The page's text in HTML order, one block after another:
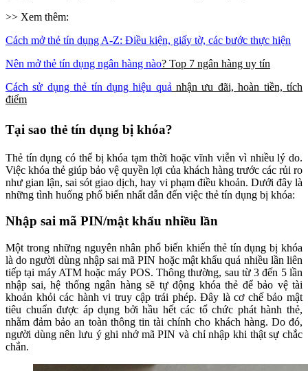
>> Xem thêm:
Cách mở thẻ tín dụng A-Z: Điều kiện, giấy tờ, các bước thực hiện
Nên mở thẻ tín dụng ngân hàng nào? Top 7 ngân hàng uy tín
Cách sử dụng thẻ tín dụng hiệu quả nhận ưu đãi, hoàn tiền, tích
điểm
Tại sao thẻ tín dụng bị khóa?
Thẻ tín dụng có thể bị khóa tạm thời hoặc vĩnh viễn vì nhiều lý do.
Việc khóa thẻ giúp bảo vệ quyền lợi của khách hàng trước các rủi ro
như gian lận, sai sót giao dịch, hay vi phạm điều khoản. Dưới đây là
những tình huống phổ biến nhất dẫn đến việc thẻ tín dụng bị khóa:
Nhập sai mã PIN/mật khẩu nhiều lần
Một trong những nguyên nhân phổ biến khiến thẻ tín dụng bị khóa
là do người dùng nhập sai mã PIN hoặc mật khẩu quá nhiều lần liên
tiếp tại máy ATM hoặc máy POS. Thông thường, sau từ 3 đến 5 lần
nhập sai, hệ thống ngân hàng sẽ tự động khóa thẻ để bảo vệ tài
khoản khỏi các hành vi truy cập trái phép. Đây là cơ chế bảo mật
tiêu chuẩn được áp dụng bởi hầu hết các tổ chức phát hành thẻ,
nhằm đảm bảo an toàn thông tin tài chính cho khách hàng. Do đó,
người dùng nên lưu ý ghi nhớ mã PIN và chỉ nhập khi thật sự chắc
chắn.